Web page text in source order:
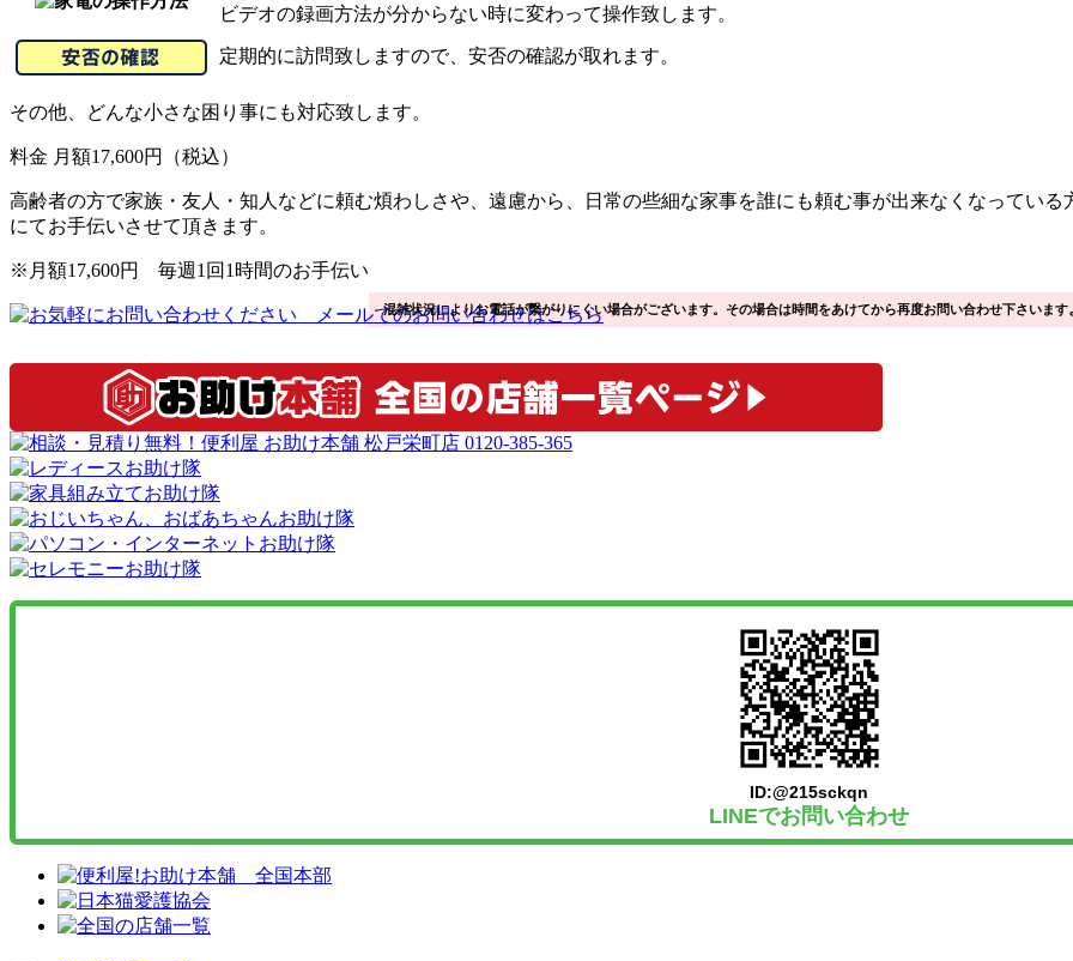
ビデオの録画方法が分からない時に変わって操作致します。
定期的に訪問致しますので、安否の確認が取れます。
その他、どんな小さな困り事にも対応致します。
料金 月額17,600円（税込）
高齢者の方で家族・友人・知人などに頼む煩わしさや、遠慮から、日常の些細な家事を誰にも頼む事が出来なくなってい
にてお手伝いさせて頂きます。
※月額17,600円 毎週1回1時間のお手伝い
混雑状況によりお電話が繋がりにくい場合がございます。その場合は時間をあけてから再度お問い合わせ下さいます
ID:@215sckqn
LINEでお問い合わせ